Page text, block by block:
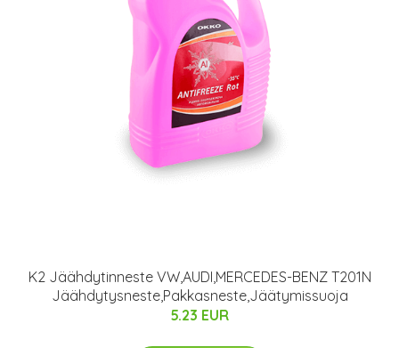
K2 Jäähdytinneste VW,AUDI,MERCEDES-BENZ T201N
Jäähdytysneste,Pakkasneste,Jäätymissuoja
5.23 EUR